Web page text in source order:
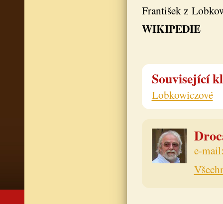
František z
WIKIPEDIE
Související
Lobkowiczové
e-